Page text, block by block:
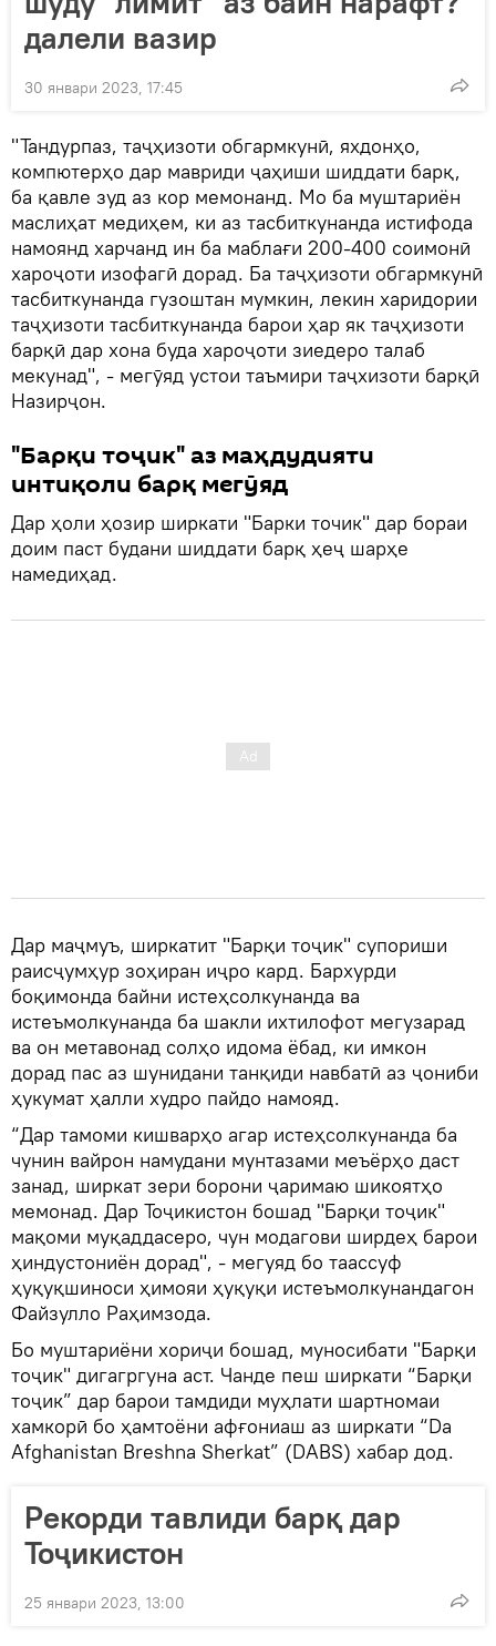
далели вазир
30 январи 2023, 17:45
"Тандурпаз, таҷҳизоти обгармкунӣ, яхдонҳо,
компютерҳо дар мавриди ҷаҳиши шиддати барқ,
ба қавле зуд аз кор мемонанд. Мо ба муштариён
маслиҳат медиҳем, ки аз тасбиткунанда истифода
намоянд харчанд ин ба маблағи 200-400 соимонӣ
хароҷоти изофагӣ дорад. Ба таҷҳизоти обгармкунӣ
тасбиткунанда гузоштан мумкин, лекин харидории
таҷҳизоти тасбиткунанда барои ҳар як таҷҳизоти
барқӣ дар хона буда хароҷоти зиедеро талаб
мекунад", - мегӯяд устои таъмири таҷхизоти барқӣ
Назирҷон.
"Барқи тоҷик" аз маҳдудияти
интиқоли барқ мегӯяд
Дар ҳоли ҳозир ширкати "Барки точик" дар бораи
доим паст будани шиддати барқ ҳеҷ шарҳе
намедиҳад.
Дар маҷмуъ, ширкатит "Барқи тоҷик" супориши
раисҷумҳур зоҳиран иҷро кард. Бархурди
боқимонда байни истеҳсолкунанда ва
истеъмолкунанда ба шакли ихтилофот мегузарад
ва он метавонад солҳо идома ёбад, ки имкон
дорад пас аз шунидани танқиди навбатӣ аз ҷониби
ҳукумат ҳалли худро пайдо намояд.
“Дар тамоми кишварҳо агар истеҳсолкунанда ба
чунин вайрон намудани мунтазами меъёрҳо даст
занад, ширкат зери борони ҷаримаю шикоятҳо
мемонад. Дар Тоҷикистон бошад "Барқи тоҷик"
мақоми муқаддасеро, чун модагови ширдеҳ барои
ҳиндустониён дорад", - мегуяд бо таассуф
ҳуқуқшиноси ҳимояи ҳуқуқи истеъмолкунандагон
Файзулло Раҳимзода.
Бо муштариёни хориҷи бошад, муносибати "Барқи
тоҷик" дигагргуна аст. Чанде пеш ширкати “Барқи
тоҷик” дар барои тамдиди муҳлати шартномаи
хамкорӣ бо ҳамтоёни афғониаш аз ширкати “Da
Afghanistan Breshna Sherkat” (DABS) хабар дод.
Рекорди тавлиди барқ дар
Тоҷикистон
25 январи 2023, 13:00